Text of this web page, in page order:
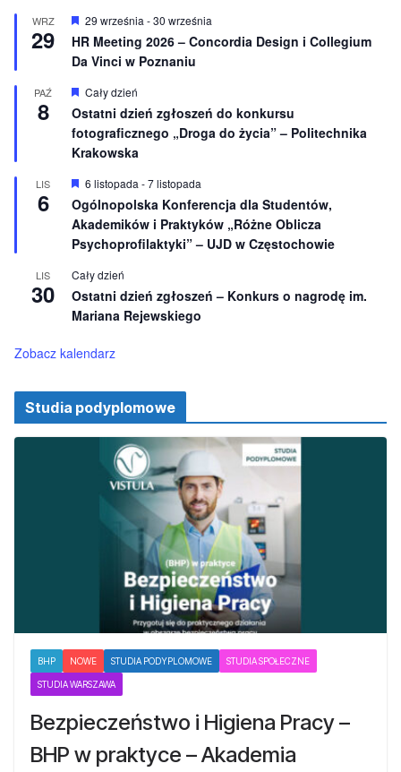
n
i
o
n
WRZ
29
W
y
r
ó
n
o
n
e
29 września -30 września
HR Meeting 2026 – Concordia Design i Collegium
Da Vinci w Poznaniu
PAŹ
8
W
r
ó
ż
n
i
o
n
e
Cały dzień
Ostatni dzień zgłoszeń do konkursu
fotograficznego „Droga do życia” – Politechnika
Krakowska
LIS
6
W
r
ó
ż
n
o
n
e
6 listopada -7 listopada
Ogólnopolska Konferencja dla Studentów,
Akademików i Praktyków „Różne Oblicza
Psychoprofilaktyki” – UJD w Częstochowie
LIS
30
Cały dzień
Ostatni dzień zgłoszeń – Konkurs o nagrodę im.
Mariana Rejewskiego
Zobacz kalendarz
Studia podyplomowe
BHP NOWE STUDIA PODYPLOMOWE STUDIA SPOŁECZNE
STUDIA WARSZAWA
Bezpieczeństwo i Higiena Pracy –
BHP w praktyce – Akademia